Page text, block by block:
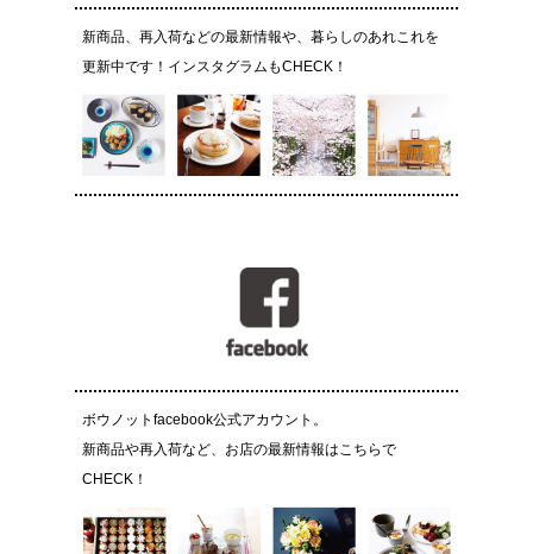
新商品、再入荷などの最新情報や、暮らしのあれこれを
更新中です！インスタグラムもCHECK！
ボウノットfacebook公式アカウント。
新商品や再入荷など、お店の最新情報はこちらで
CHECK！